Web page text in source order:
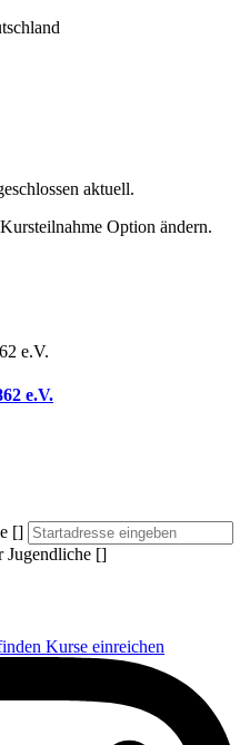
aktuell.
Kursteilnahme Option ändern.
e.V.
[]
Jugendliche []
Kurse einreichen